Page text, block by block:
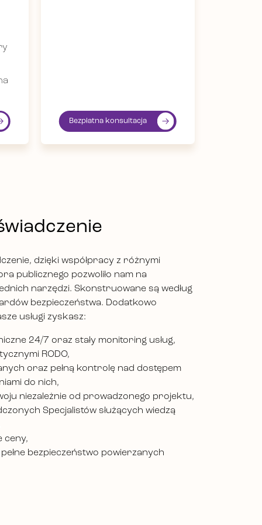
Bezpłatna konsultacja
dzięki współpracy z różnymi
publicznego pozwoliło nam na
narzędzi. Skonstruowane są według
bezpieczeństwa. Dodatkowo
usługi zyskasz:
24/7 oraz stały monitoring usług,
RODO,
oraz pełną kontrolę nad dostępem
do nich,
niezależnie od prowadzonego projektu,
Specjalistów służących wiedzą
ceny,
bezpieczeństwo powierzanych